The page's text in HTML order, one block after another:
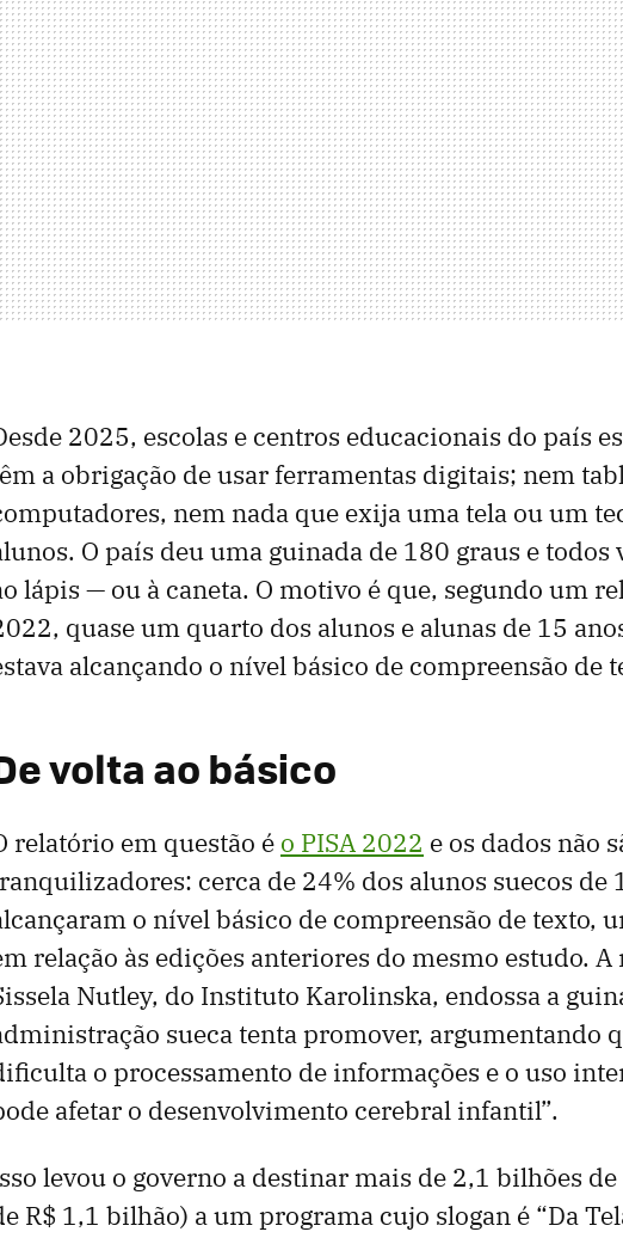
2025, escolas e centros educacionais do país
a obrigação de usar ferramentas digitais; nem
nem nada que exija uma tela ou um
O país deu uma guinada de 180 graus e todos
lápis — ou à caneta. O motivo é que, segundo um
quase um quarto dos alunos e alunas de 15
alcançando o nível básico de compreensão de
volta ao básico
relatório em questão é o PISA 2022 e os dados não
cerca de 24% dos alunos suecos de
o nível básico de compreensão de texto,
relação às edições anteriores do mesmo estudo.
Nutley, do Instituto Karolinska, endossa a
sueca tenta promover, argumentando
o processamento de informações e o uso
afetar o desenvolvimento cerebral infantil”.
levou o governo a destinar mais de 2,1 bilhões
R$ 1,1 bilhão) a um programa cujo slogan é “Da